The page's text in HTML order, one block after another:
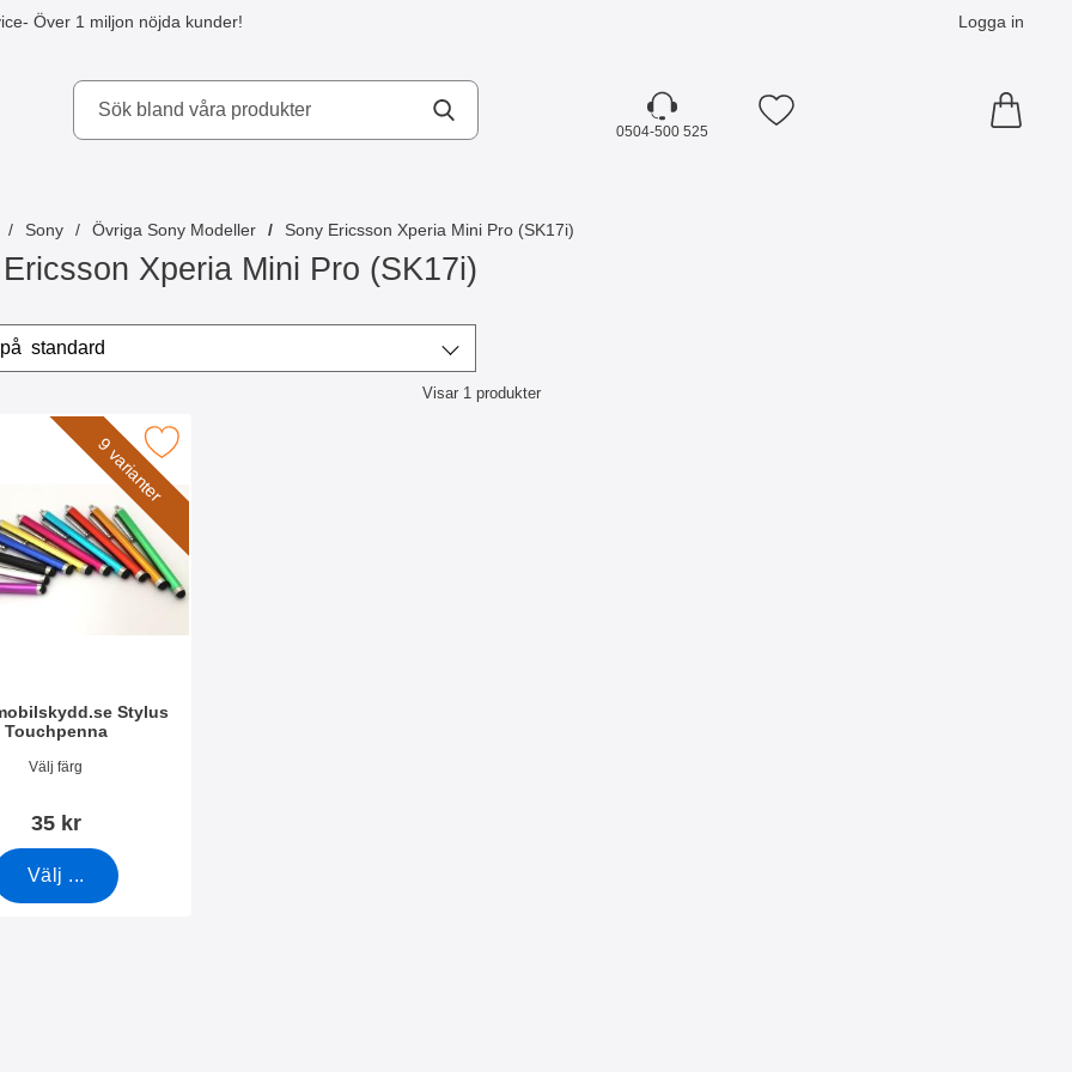
- Över 1 miljon nöjda kunder! Logga in
AB
0504-500 525
Mina favoriter
Sony Övriga Sony Modeller Sony Ericsson Xperia Mini Pro (SK17i)
Xperia Mini Pro (SK17i)
& sortera
standard
Visar 1produkter
9 varianter
Stylus
Touchpenna
Välj färg
35 kr
Välj ...
Stylus Touchpenna som favorit